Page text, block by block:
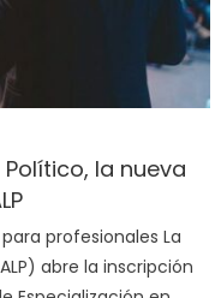
la nueva
profesionales La
abre la inscripción